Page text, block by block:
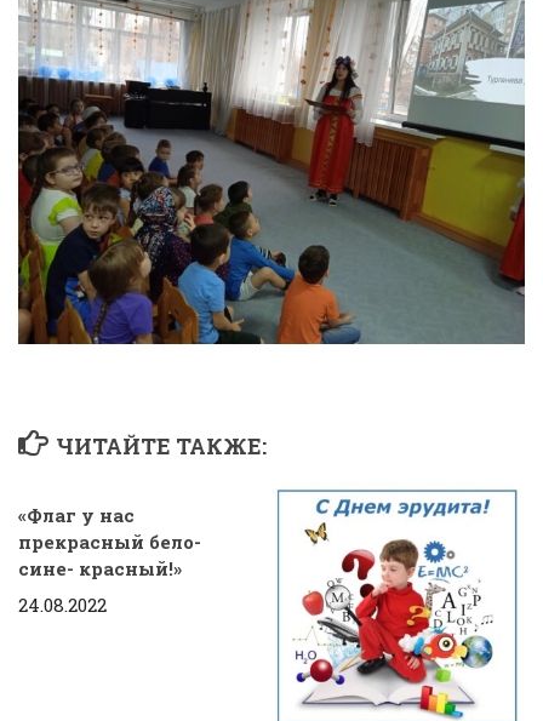
ЧИТАЙТЕ ТАКЖЕ:
«Флаг у нас
прекрасный бело-
сине- красный!»
24.08.2022